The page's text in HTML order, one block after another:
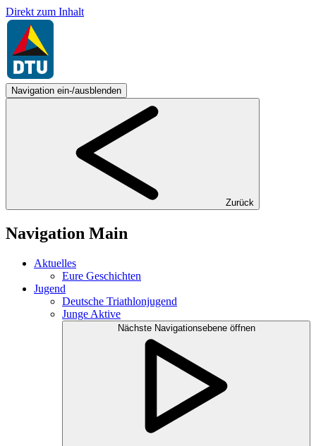
Direkt zum Inhalt
Navigation ein-/ausblenden
Zurück
Navigation Main
Aktuelles
Eure Geschichten
Jugend
Deutsche Triathlonjugend
Junge Aktive
Nächste Navigationsebene öffnen